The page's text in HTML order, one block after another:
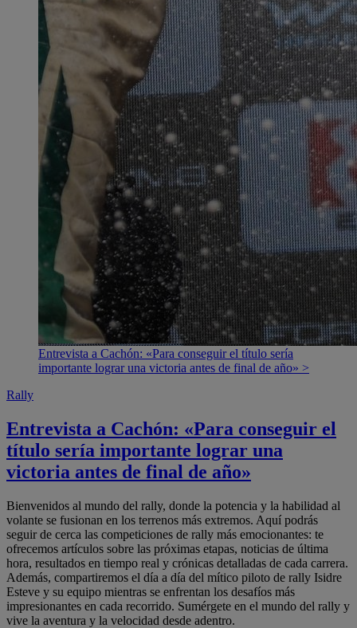
Entrevista a Cachón: «Para conseguir el título sería
importante lograr una victoria antes de final de año» >
Rally
Entrevista a Cachón: «Para conseguir el
título sería importante lograr una
victoria antes de final de año»
Bienvenidos al mundo del rally, donde la potencia y la habilidad al
volante se fusionan en los terrenos más extremos. Aquí podrás
seguir de cerca las competiciones de rally más emocionantes: te
ofrecemos artículos sobre las próximas etapas, noticias de última
hora, resultados en tiempo real y crónicas detalladas de cada carrera.
Además, compartiremos el día a día del mítico piloto de rally Isidre
Esteve y su equipo mientras se enfrentan los desafíos más
impresionantes en cada recorrido. Sumérgete en el mundo del rally y
vive la aventura y la velocidad desde adentro.